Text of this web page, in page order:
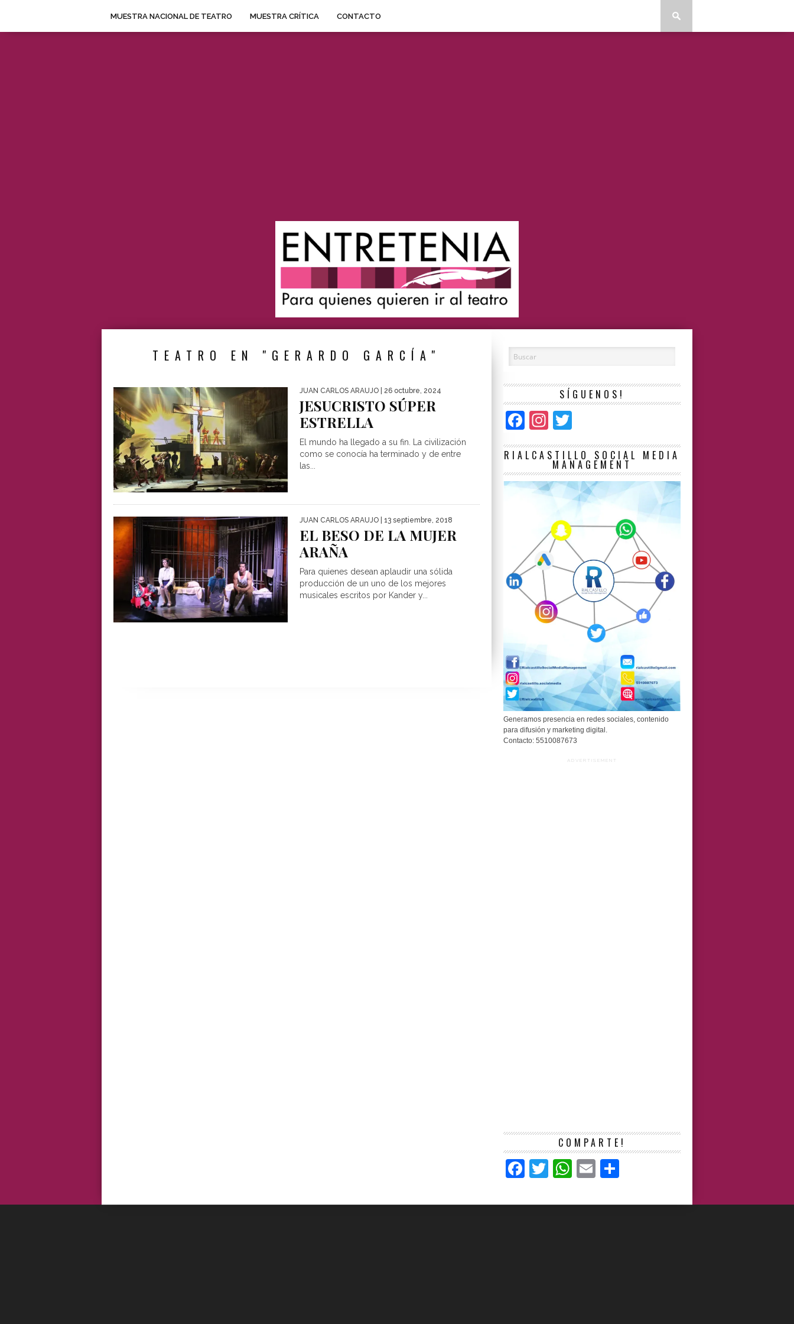
MUESTRA NACIONAL DE TEATRO MUESTRA CRÍTICA CONTACTO
TEATRO EN "GERARDO GARCÍA"
JUAN CARLOS ARAUJO | 26 octubre, 2024
JESUCRISTO SÚPER
ESTRELLA
El mundo ha llegado a su fin. La civilización
como se conocía ha terminado y de entre
las...
JUAN CARLOS ARAUJO | 13 septiembre, 2018
EL BESO DE LA MUJER
ARAÑA
Para quienes desean aplaudir una sólida
producción de un uno de los mejores
musicales escritos por Kander y...
SÍGUENOS!
Facebook
Instagram
RIALCASTILLO SOCIAL MEDIA
MANAGEMENT
Generamos presencia en redes sociales, contenido
para difusión y marketing digital.
Contacto: 5510087673
ADVERTISEMENT
COMPARTE!
Facebook
TwitterWhatsApp
Email